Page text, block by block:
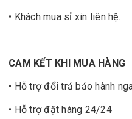
• Khách mua sỉ xin liên hệ.
CAM KẾT KHI MUA HÀNG
• Hỗ trợ đổi trả bảo hành
• Hỗ trợ đặt hàng 24/24